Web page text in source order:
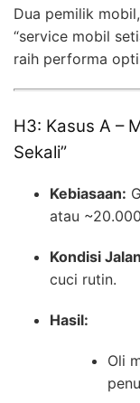
Dua pemilik
“service mobil
raih performa
H3: Kasus A –
Sekali”
Kebiasaan:
atau
Kondisi
cuci rutin.
Hasil:
Oli